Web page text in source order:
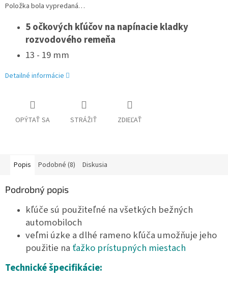
Položka bola vypredaná…
5 očkových kľúčov na napínacie kladky
rozvodového remeňa
13 - 19 mm
Detailné informácie
OPÝTAŤ SA STRÁŽIŤ ZDIEĽAŤ
Popis Podobné (8) Diskusia
Podrobný popis
kľúče sú použiteľné na všetkých bežných
automobiloch
veľmi úzke a dlhé rameno kľúča umožňuje jeho
použitie na ťažko prístupných miestach
Technické špecifikácie: